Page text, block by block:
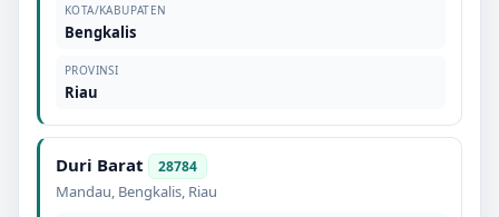
KOTA/KABUPATEN
Bengkalis
PROVINSI
Riau
Duri Barat 28784
Mandau, Bengkalis, Riau